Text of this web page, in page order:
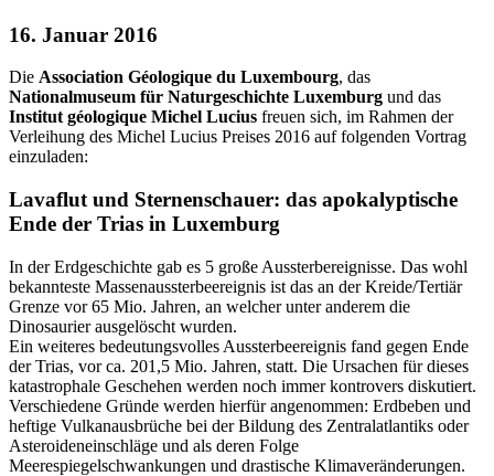
16. Januar 2016
Die Association Géologique du Luxembourg, das
Nationalmuseum für Naturgeschichte Luxemburg und das
Institut géologique Michel Lucius freuen sich, im Rahmen der
Verleihung des Michel Lucius Preises 2016 auf folgenden Vortrag
einzuladen:
Lavaflut und Sternenschauer: das apokalyptische
Ende der Trias in Luxemburg
In der Erdgeschichte gab es 5 große Aussterbereignisse. Das wohl
bekannteste Massenaussterbeereignis ist das an der Kreide/Tertiär
Grenze vor 65 Mio. Jahren, an welcher unter anderem die
Dinosaurier ausgelöscht wurden.
Ein weiteres bedeutungsvolles Aussterbeereignis fand gegen Ende
der Trias, vor ca. 201,5 Mio. Jahren, statt. Die Ursachen für dieses
katastrophale Geschehen werden noch immer kontrovers diskutiert.
Verschiedene Gründe werden hierfür angenommen: Erdbeben und
heftige Vulkanausbrüche bei der Bildung des Zentralatlantiks oder
Asteroideneinschläge und als deren Folge
Meerespiegelschwankungen und drastische Klimaveränderungen.